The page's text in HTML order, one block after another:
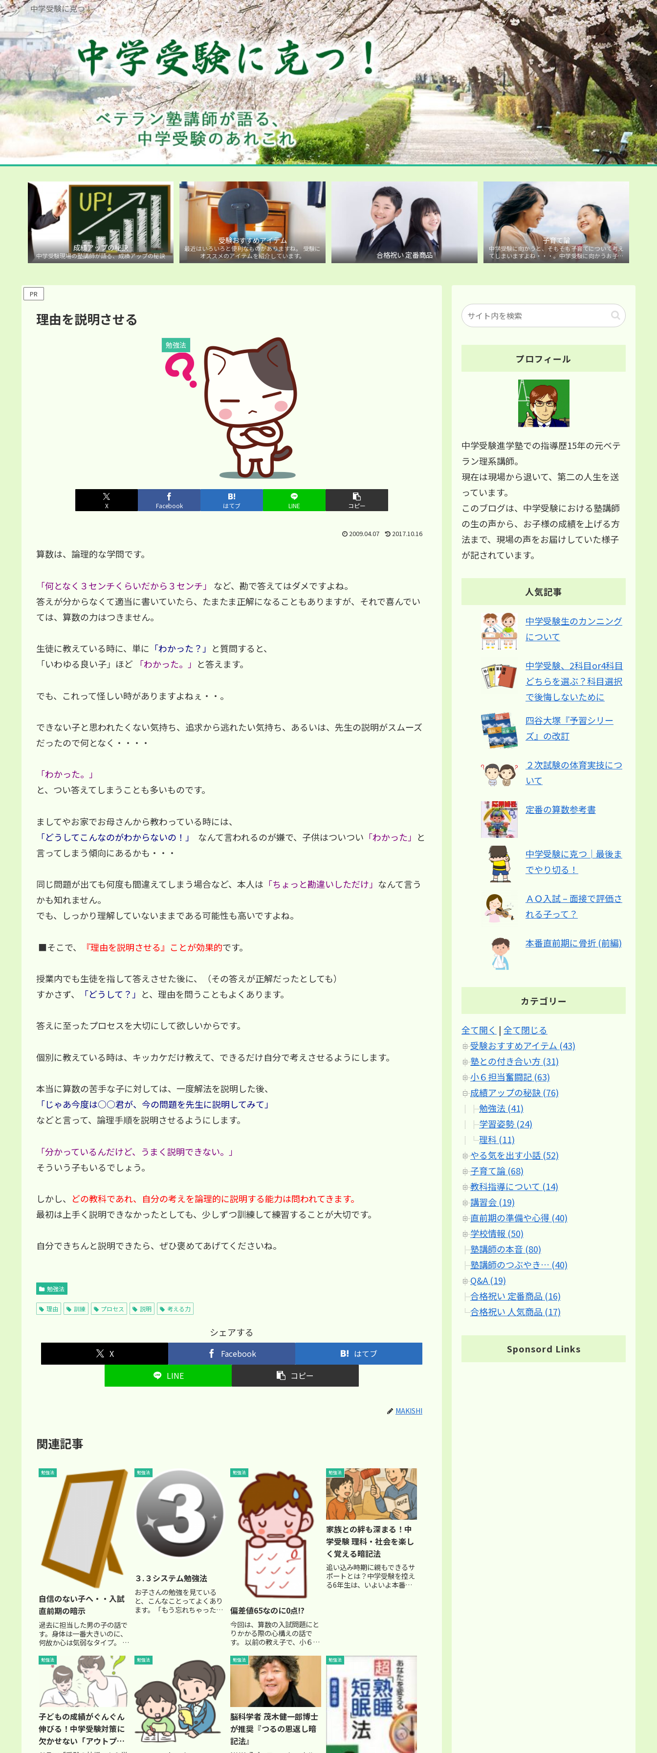
中学受験に克つ！
成績アップの秘訣
中学受験現場の塾講師が語る、成績アップの秘訣
受験おすすめアイテム
最近はいろいろと便利なものがありますね。 受験に
オススメのアイテムを紹介しています。
合格祝い 定番商品
子育て論
中学受験に向かうと、そもそも子育てについて考え
てしまいますよね・・・。中学受験に向かうお子様
を持つ保護者の方に向けた子育て論について。
PR
理由を説明させる
勉強法
X Facebook はてブ LINE コピー
2009.04.07 2017.10.16
算数は、論理的な学問です。
「何となく３センチくらいだから３センチ」 など、勘で答えてはダメですよね。
答えが分からなくて適当に書いていたら、たまたま正解になることもありますが、それで喜んでい
ては、算数の力はつきません。
生徒に教えている時に、単に 「わかった？」 と質問すると、
「いわゆる良い子」ほど 「わかった。」 と答えます。
でも、これって怪しい時がありますよねぇ・・。
できない子と思われたくない気持ち、追求から逃れたい気持ち、あるいは、先生の説明がスムーズ
だったので何となく・・・・
「わかった。」
と、つい答えてしまうことも多いものです。
ましてやお家でお母さんから教わっている時には、
「どうしてこんなのがわからないの！」
なんて言われるのが嫌で、子供はついつい 「わかった」 と
言ってしまう傾向にあるかも・・・
同じ問題が出ても何度も間違えてしまう場合など、本人は 「ちょっと勘違いしただけ」 なんて言う
かも知れません。
でも、しっかり理解していないままである可能性も高いですよね。
■そこで、 『理由を説明させる』ことが効果的です。
授業内でも生徒を指して答えさせた後に、（その答えが正解だったとしても）
すかさず、
「どうして？」 と、理由を問うこともよくあります。
答えに至ったプロセスを大切にして欲しいからです。
個別に教えている時は、キッカケだけ教えて、できるだけ自分で考えさせるようにします。
本当に算数の苦手な子に対しては、一度解法を説明した後、
「じゃあ今度は○○君が、今の問題を先生に説明してみて」
などと言って、論理手順を説明させるようにします。
「分かっているんだけど、うまく説明できない。」
そういう子もいるでしょう。
しかし、
どの教科であれ、自分の考えを論理的に説明する能力は問われてきます。
最初は上手く説明できなかったとしても、少しずつ訓練して練習することが大切です。
自分できちんと説明できたら、ぜひ褒めてあげてくださいね。
勉強法
理由 訓練 プロセス 説明 考える力
シェアする
X Facebook
はてブ
LINE
コピー
MAKISHI
関連記事
勉強法
自信のない子へ・・入試
直前期の暗示
過去に担当した男の子の話で
す。身体は一番大きいのに、
何故か心は気弱なタイプ。 勉
下のほう。 決して、賢いタイ
プではない。そして、本番の
テストに弱い・・・(T_T) で
も、真面目で努力家でした。
お母さんも、凄く心配...
勉強法
３.３システム勉強法
お子さんの勉強を見ている
と、こんなことってよくあり
ます。「もう忘れちゃった
も、きちんとその記憶が”定
着”しないと、総合テストの
時、そして入試...
勉強法
偏差値65なのに0点!?
今回は、算数の入試問題にと
りかかる際の心構えの話で
す。 以前の教え子で、小６の
差値が６５以上をとっていた
Ｓ君という生徒がいました。
Ｓ君は優秀な生徒で、もちろ
ん最上位クラス生です。その
Ｓ君が、第一志望の学校別判
定模試...
勉強法
家族との絆も深まる！中
学受験 理科・社会を楽し
く覚える暗記法
追い込み時期に親もできるサ
ポートとは？中学受験を控え
る6年生は、いよいよ本番間
勉強法
子どもの成績がぐんぐん
伸びる！中学受験対策に
欠かせない「アウトプッ
勉強法 勉強法
脳科学者 茂木健一郎博士
が推奨『つるの恩返し暗
記法』
勉強法
プロフィール
中学受験進学塾での指導歴15年の元ベテ
ラン理系講師。
現在は現場から退いて、第二の人生を送
っています。
このブログは、中学受験における塾講師
の生の声から、お子様の成績を上げる方
法まで、現場の声をお届けしていた様子
が記されています。
人気記事
中学受験生のカンニング
について
中学受験、2科目or4科目
どちらを選ぶ？科目選択
で後悔しないために
四谷大塚『予習シリー
ズ』の改訂
２次試験の体育実技につ
いて
定番の算数参考書
中学受験に克つ│最後ま
でやり切る！
ＡＯ入試 – 面接で評価さ
れる子って？
本番直前期に骨折 (前編)
カテゴリー
全て開く | 全て閉じる
受験おすすめアイテム (43)
塾との付き合い方 (31)
小６担当奮闘記 (63)
成績アップの秘訣 (76)
勉強法 (41)
学習姿勢 (24)
理科 (11)
やる気を出す小話 (52)
子育て論 (68)
教科指導について (14)
講習会 (19)
直前期の準備や心得 (40)
学校情報 (50)
塾講師の本音 (80)
塾講師のつぶやき… (40)
Q&A (19)
合格祝い 定番商品 (16)
合格祝い 人気商品 (17)
Sponsord Links